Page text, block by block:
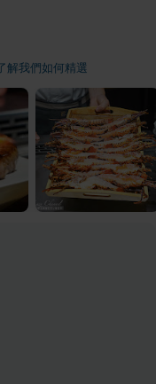
了解我們如何精選